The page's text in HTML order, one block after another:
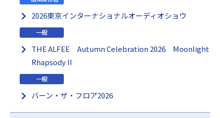
2026東京インターナショナルオーディオショウ
一般
THE ALFEE Autumn Celebration 2026 Moonlight
Rhapsody II
一般
バーン・ザ・フロア2026